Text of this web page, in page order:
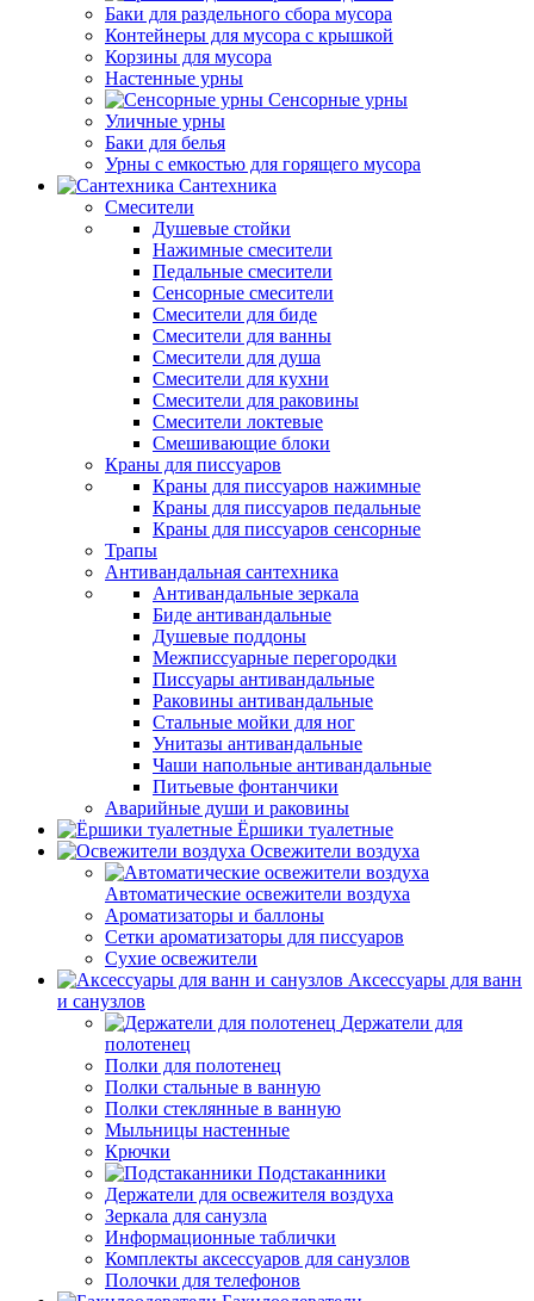
Баки для раздельного сбора мусора
Контейнеры для мусора с крышкой
Корзины для мусора
Настенные урны
Сенсорные урны
Уличные урны
Баки для белья
Урны с емкостью для горящего мусора
Сантехника
Смесители
Душевые стойки
Нажимные смесители
Педальные смесители
Сенсорные смесители
Смесители для биде
Смесители для ванны
Смесители для душа
Смесители для кухни
Смесители для раковины
Смесители локтевые
Смешивающие блоки
Краны для писсуаров
Краны для писсуаров нажимные
Краны для писсуаров педальные
Краны для писсуаров сенсорные
Трапы
Антивандальная сантехника
Антивандальные зеркала
Биде антивандальные
Душевые поддоны
Межписсуарные перегородки
Писсуары антивандальные
Раковины антивандальные
Стальные мойки для ног
Унитазы антивандальные
Чаши напольные антивандальные
Питьевые фонтанчики
Аварийные души и раковины
Ёршики туалетные
Освежители воздуха
Автоматические освежители воздуха
Ароматизаторы и баллоны
Сетки ароматизаторы для писсуаров
Сухие освежители
Аксессуары для ванн
и санузлов
Держатели для
полотенец
Полки для полотенец
Полки стальные в ванную
Полки стеклянные в ванную
Мыльницы настенные
Крючки
Подстаканники
Держатели для освежителя воздуха
Зеркала для санузла
Информационные таблички
Комплекты аксессуаров для санузлов
Полочки для телефонов